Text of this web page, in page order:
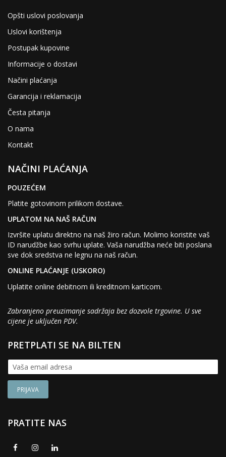
Opšti uslovi poslovanja
Uslovi korištenja
Postupak kupovine
Informacije o dostavi
Načini plaćanja
Garancija i reklamacija
Česta pitanja
O nama
Kontakt
NAČINI PLAĆANJA
POUZEĆEM
Platite gotovinom prilikom dostave.
UPLATOM NA NAŠ RAČUN
Izvršite uplatu direktno na naš žiro račun. Molimo koristite vaš
ID narudžbe kao svrhu uplate. Vaša narudžba neće biti poslana
sve dok sredstva ne legnu na naš račun.
ONLINE PLAĆANJE (USKORO)
Uplatite online debitnom ili kreditnom karticom.
Zabranjeno preuzimanje sadržaja bez dozvole trgovine. U sve
cijene je uključen PDV.
PRETPLATI SE NA BILTEN
PRATITE NAS